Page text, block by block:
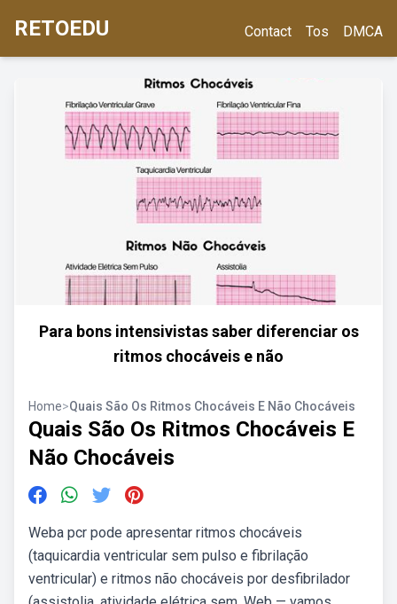
RETOEDU Contact Tos DMCA
Para bons intensivistas saber diferenciar os
ritmos chocáveis e não
Home>Quais São Os Ritmos Chocáveis E Não Chocáveis
Quais São Os Ritmos Chocáveis E
Não Chocáveis
Weba pcr pode apresentar ritmos chocáveis
(taquicardia ventricular sem pulso e fibrilação
ventricular) e ritmos não chocáveis por desfibrilador